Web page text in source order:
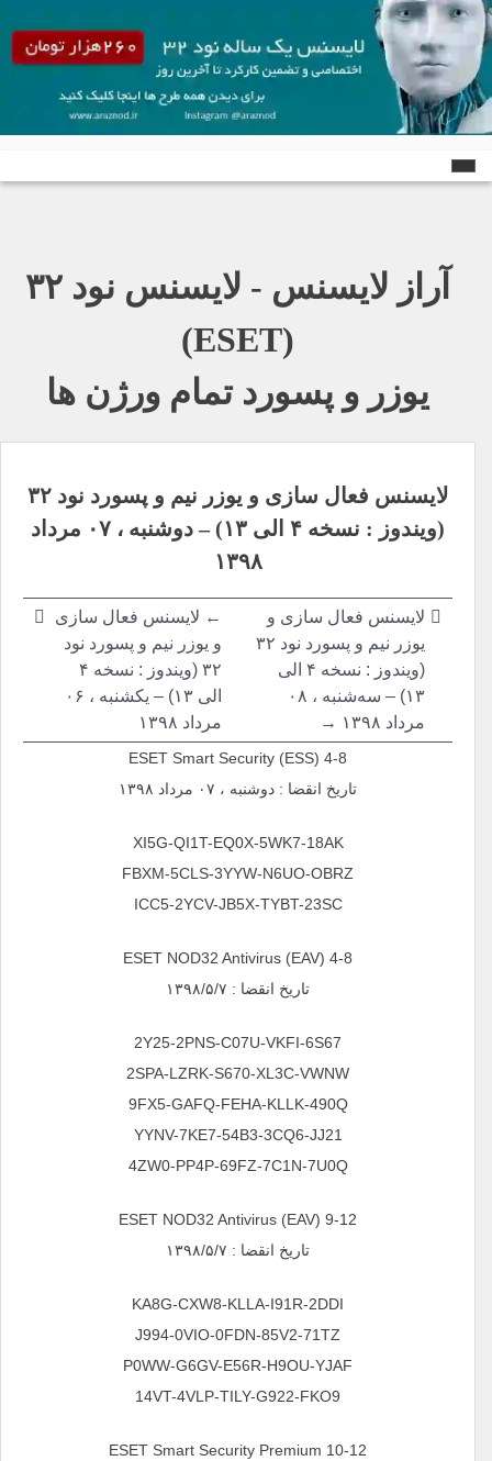
آراز لایسنس - لایسنس نود ٣٢
(ESET)
یوزر و پسورد تمام ورژن ها
لایسنس فعال سازی و یوزر نیم و پسورد نود ۳۲
(ویندوز : نسخه ۴ الی ۱۳) – دوشنبه ، ۰۷ مرداد
۱۳۹۸
راهبری
نوشته
← لایسنس فعال سازی
و یوزر نیم و پسورد نود
۳۲ (ویندوز : نسخه ۴
الی ۱۳) – یکشنبه ، ۰۶
مرداد ۱۳۹۸
لایسنس فعال سازی و
یوزر نیم و پسورد نود ۳۲
(ویندوز : نسخه ۴ الی
۱۳) – سه‌شنبه ، ۰۸
مرداد ۱۳۹۸ →
ESET Smart Security (ESS) 4-8
تاریخ انقضا : دوشنبه ، ۰۷ مرداد ۱۳۹۸
XI5G-QI1T-EQ0X-5WK7-18AK
FBXM-5CLS-3YYW-N6UO-OBRZ
ICC5-2YCV-JB5X-TYBT-23SC
ESET NOD32 Antivirus (EAV) 4-8
تاریخ انقضا : ۱۳۹۸/۵/۷
2Y25-2PNS-C07U-VKFI-6S67
2SPA-LZRK-S670-XL3C-VWNW
9FX5-GAFQ-FEHA-KLLK-490Q
YYNV-7KE7-54B3-3CQ6-JJ21
4ZW0-PP4P-69FZ-7C1N-7U0Q
ESET NOD32 Antivirus (EAV) 9-12
تاریخ انقضا : ۱۳۹۸/۵/۷
KA8G-CXW8-KLLA-I91R-2DDI
J994-0VIO-0FDN-85V2-71TZ
P0WW-G6GV-E56R-H9OU-YJAF
14VT-4VLP-TILY-G922-FKO9
ESET Smart Security Premium 10-12